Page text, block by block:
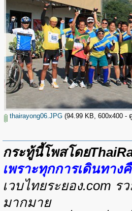
thairayong06.JPG (94.99 KB, 600x400 -
กระทู้นี้โพสโดย
เพราะทุกการเดินทาง
เวบไทยระยอง.com
มากมาย